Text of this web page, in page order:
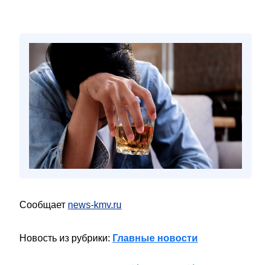
Сообщает news-kmv.ru
Новость из рубрики: Главные новости